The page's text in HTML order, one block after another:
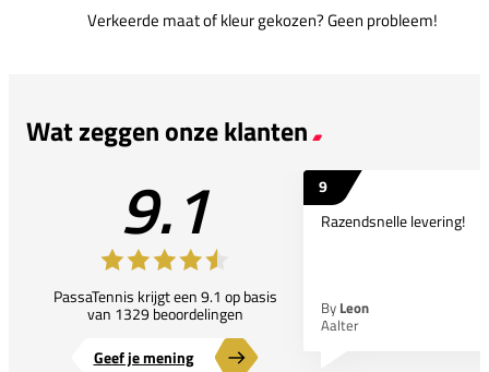
Verkeerde maat of kleur gekozen? Geen probleem!
Wat zeggen onze klanten
9.1
PassaTennis krijgt een 9.1 op basis
van 1329 beoordelingen
Geef je mening
9
Razendsnelle levering!
By Leon
Aalter